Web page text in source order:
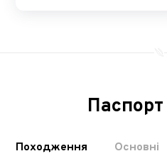
Походження Основні